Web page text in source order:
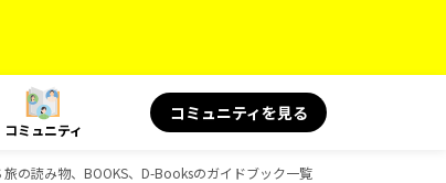
コミュニティ
コミュニティを見る
の読み物、BOOKS、D-Booksのガイドブック一覧